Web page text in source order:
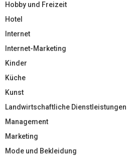
Hobby und Freizeit
Hotel
Internet
Internet-Marketing
Kinder
Küche
Kunst
Landwirtschaftliche Dienstleistungen
Management
Marketing
Mode und Bekleidung